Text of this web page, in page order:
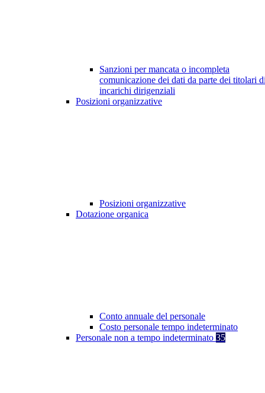
Sanzioni per mancata o incompleta
comunicazione dei dati da parte dei titolari
incarichi dirigenziali
Posizioni organizzative
Posizioni organizzative
Dotazione organica
Conto annuale del personale
Costo personale tempo indeterminato
Personale non a tempo indeterminato 35